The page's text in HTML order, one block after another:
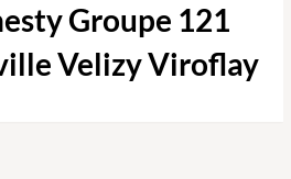
Groupe 121
Velizy Viroflay